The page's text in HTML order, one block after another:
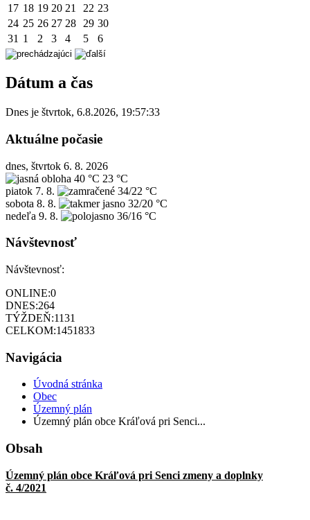
17 18 19 20 21 22 23
24 25 26 27 28 29 30
31 1 2 3 4 5 6
Dátum a čas
Dnes je štvrtok, 6.8.2026, 19:57:33
Aktuálne počasie
dnes, štvrtok 6. 8. 2026
40 °C 23 °C
piatok 7. 8.
34/22 °C
sobota 8. 8.
32/20 °C
nedeľa 9. 8. 36/16 °C
Návštevnosť
Návštevnosť:
ONLINE:0
DNES:264
TÝŽDEŇ:1131
CELKOM:1451833
Navigácia
Úvodná stránka
Obec
Územný plán
Územný plán obce Kráľová pri Senci...
Obsah
Územný plán obce Kráľová pri Senci zmeny a doplnky
č. 4/2021